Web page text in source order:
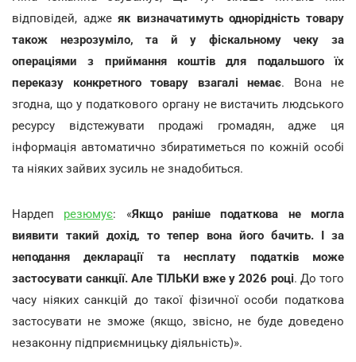
відповідей, аджеяк визначатимуть однорідність товару
також незрозуміло, та й у фіскальному чеку за
операціями з приймання коштів для подальшого їх
переказу конкретного товару взагалі немає. Вона не
згодна, що у податкового органу не вистачить людського
ресурсу відстежувати продажі громадян, адже ця
інформація автоматично збиратиметься по кожній особі
та ніяких зайвих зусиль не знадобиться.
Нардеп резюмує: «Якщо раніше податкова не могла
виявити такий дохід, то тепер вона його бачить. І за
неподання декларації та несплату податків може
застосувати санкції. Але ТІЛЬКИ вже у 2026 році. До того
часу ніяких санкцій до такої фізичної особи податкова
застосувати не зможе (якщо, звісно, не буде доведено
незаконну підприємницьку діяльність)».